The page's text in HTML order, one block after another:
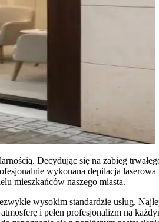
Decydując się na zabieg
wykonana depilacja
mieszkańców naszego miasta.
wysokim standardzie usług.
i pełen profesjonalizm na